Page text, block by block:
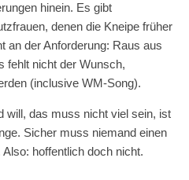
hinein. Es gibt
denen die Kneipe früher
an der Anforderung: Raus aus
fehlt nicht der Wunsch,
(inclusive WM-Song).
will, das muss nicht viel sein, ist
Sicher muss niemand einen
hoffentlich doch nicht.